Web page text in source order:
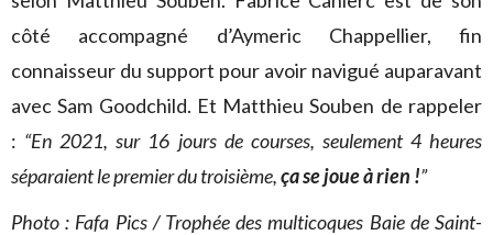
côté accompagné d’Aymeric Chappellier, fin
connaisseur du support pour avoir navigué auparavant
avec Sam Goodchild. Et Matthieu Souben de rappeler
: “En 2021, sur 16 jours de courses, seulement 4 heures
séparaient le premier du troisième,ça se joue à rien !”
Photo : Fafa Pics / Trophée des multicoques Baie de Saint-